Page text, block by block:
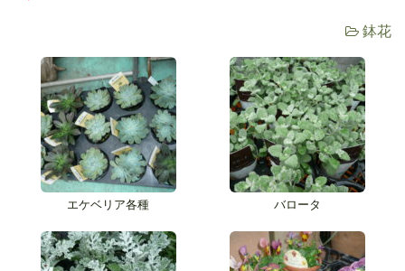
鉢花
エケベリア各種 バロータ